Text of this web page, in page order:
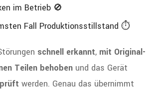
im Betrieb 🚫
Fall Produktionsstillstand ⏱️
schnell erkannt, mit Original-
Teilen behoben und das Gerät
werden. Genau das übernimmt